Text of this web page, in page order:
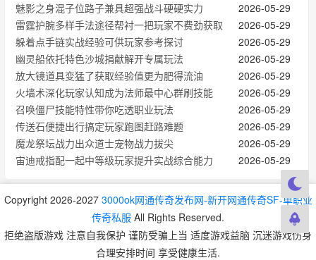
2026-05-29
魅影之身混子位路子兼具超强战斗硬硬实力
2026-05-29
雷霆护腕多样手法途径帮衬一把玩家不费劲获取
2026-05-29
躲着点手链实战经验可供玩家参考探讨
2026-05-29
幽灵船依托特色沙城捐献解开专属玩法
2026-05-29
放大镜道具‌变猛了获取经验值更为肥得流油
2026-05-29
火墙术深化玩家认知成为法师最中心群刷技能
2026-05-29
召唤僵尸技能特性带你吃透职业玩法
2026-05-29
传送石便捷出行搞定玩家跑图赶路难题
2026-05-29
魔龙祭坛战力出众道士宠物战力拔尖
2026-05-29
宙迪戒指配一起中等级玩家提升实战综合能力
Copyright 2026-2027 3000ok网通传奇发布网-新开网通传奇SF-单职业
传奇私服 All Rights Reserved.
拒绝盗版游戏 注意自我保护 谨防受骗上当 适度游戏益脑 沉迷游戏伤身
合理安排时间 享受健康生活.